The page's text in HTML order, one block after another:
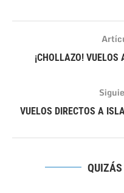
¡CHOLLAZO!
VUELOS DIRECTOS A
QUIZÁS